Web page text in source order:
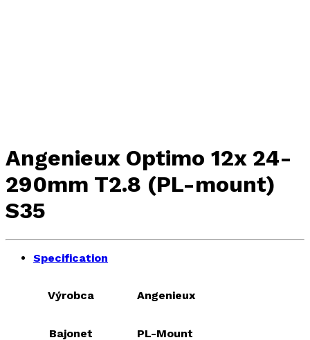
Angenieux Optimo 12x 24-
290mm T2.8 (PL-mount)
S35
Specification
Výrobca Angenieux
Bajonet PL-Mount